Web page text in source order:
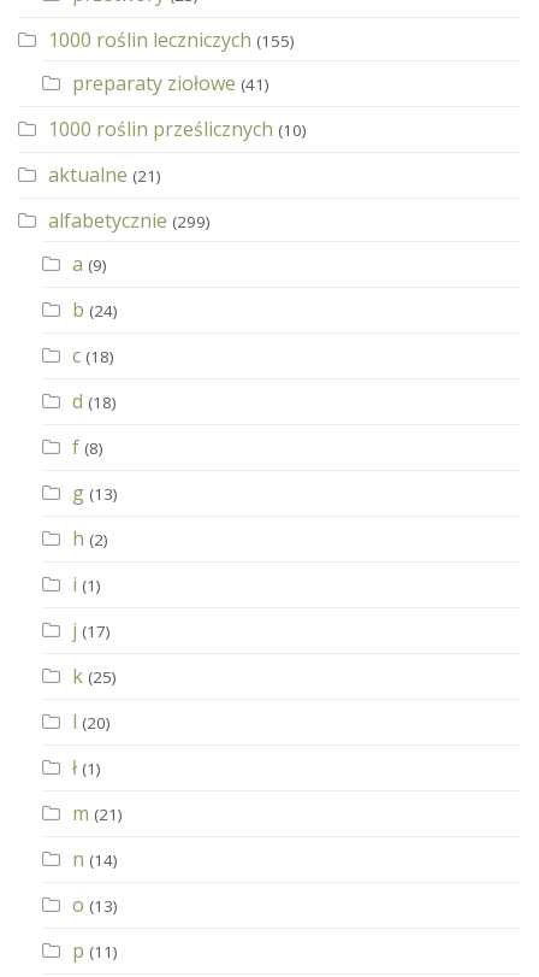
1000 roślin leczniczych (155)
preparaty ziołowe (41)
1000 roślin prześlicznych (10)
aktualne (21)
alfabetycznie (299)
a (9)
b (24)
c (18)
d (18)
f (8)
g (13)
h (2)
i (1)
j (17)
k (25)
l (20)
ł (1)
m (21)
n (14)
o (13)
p (11)